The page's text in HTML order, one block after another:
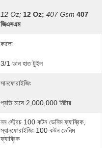
12 Oz; 12 Oz; 407 Gsm 407
জিএসএম
কালো
3/1 ডান হাত টুইল
সানফোরাইজিং
প্রতি মাসে 2,000,000 মিটার
নন স্ট্রেচ 100 কটন ডেনিম ফ্যাব্রিক
স্যানফোরাইজিং 100 কটন ডেনিম
ফ্যাব্রিক